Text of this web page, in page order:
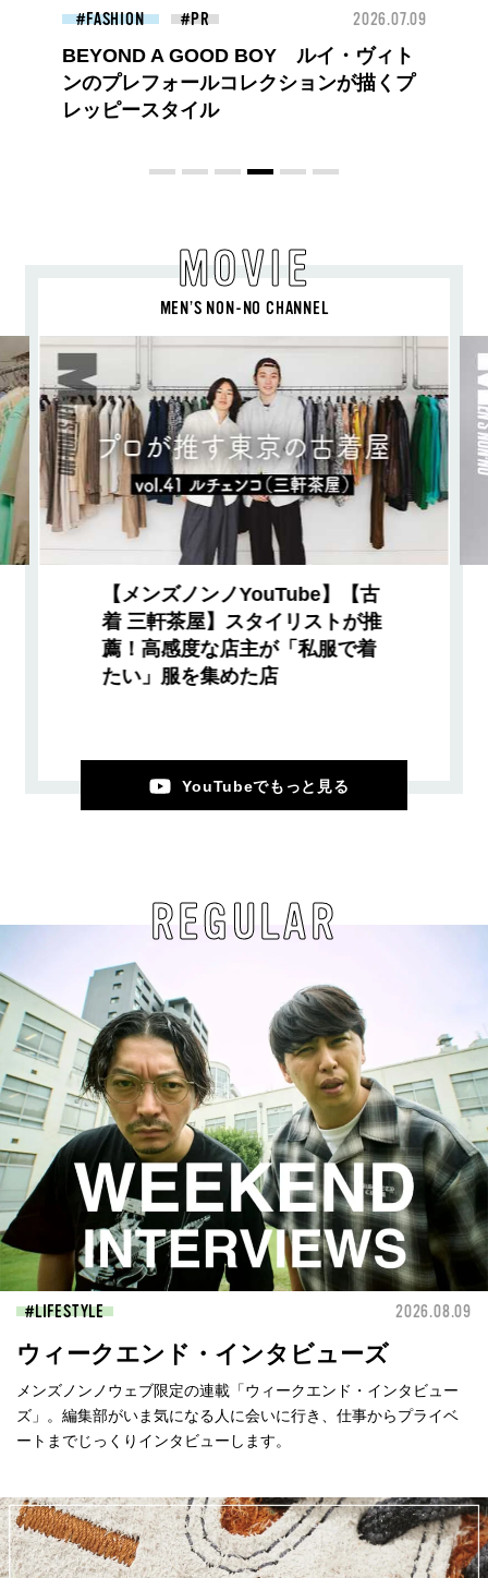
BEAUTY 2026.07.27
大胆不敵で、どこまでも自由。
BALLISTIK BOYZ 砂田将宏がまとう
COACHの新作フレグランス「コーチ ピ
MOVIE
MEN’S NON-NO CHANNEL
【メンズノンノYouTube】【古
着 三軒茶屋】スタイリストが推
薦！高感度な店主が「私服で着
たい」服を集めた店
YouTubeでもっと見る
REGULAR
LIFESTYLE 2026.08.09
ウィークエンド・インタビューズ
メンズノンノウェブ限定の連載「ウィークエンド・インタビュー
ズ」。編集部がいま気になる人に会いに行き、仕事からプライベ
ートまでじっくりインタビューします。